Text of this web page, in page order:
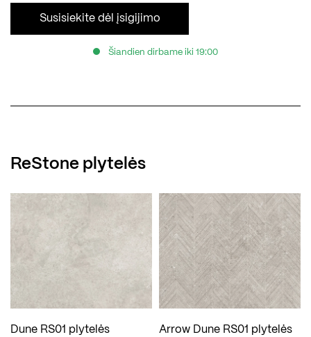
Susisiekite dėl įsigijimo
Šiandien dirbame iki 19:00
ReStone plytelės
Dune RS01 plytelės Arrow Dune RS01 plytelės